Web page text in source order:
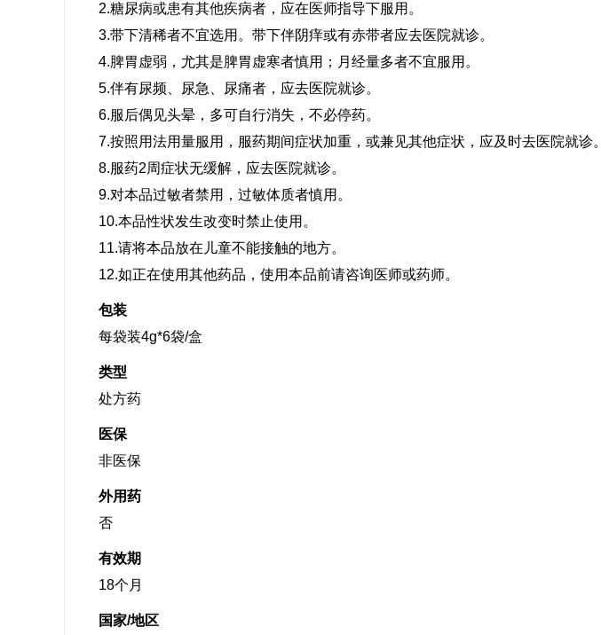
2.糖尿病或患有其他疾病者，应在医师指导下服用。
3.带下清稀者不宜选用。带下伴阴痒或有赤带者应去医院就诊。
4.脾胃虚弱，尤其是脾胃虚寒者慎用；月经量多者不宜服用。
5.伴有尿频、尿急、尿痛者，应去医院就诊。
6.服后偶见头晕，多可自行消失，不必停药。
7.按照用法用量服用，服药期间症状加重，或兼见其他症状，应及时去医院就诊。
8.服药2周症状无缓解，应去医院就诊。
9.对本品过敏者禁用，过敏体质者慎用。
10.本品性状发生改变时禁止使用。
11.请将本品放在儿童不能接触的地方。
12.如正在使用其他药品，使用本品前请咨询医师或药师。
包装
每袋装4g*6袋/盒
类型
处方药
医保
非医保
外用药
否
有效期
18个月
国家/地区